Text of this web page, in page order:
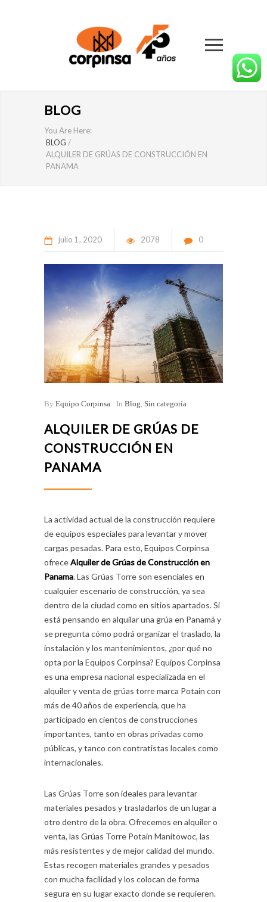
BLOG
You Are Here:
BLOG /
ALQUILER DE GRÚAS DE CONSTRUCCIÓN EN
PANAMA
julio 1 2020 2078 0
By Equipo Corpinsa In Blog Sin categoría
ALQUILER DE GRÚAS DE
CONSTRUCCIÓN EN
PANAMA
La actividad actual de la construcción requiere
de equipos especiales para levantar y mover
cargas pesadas. Para esto, Equipos Corpinsa
ofreceAlquiler de Grúas de Construcción en
Panama. Las Grúas Torre son esenciales en
cualquier escenario de construcción, ya sea
dentro de la ciudad como en sitios apartados. Si
está pensando en alquilar una grúa en Panamá y
se pregunta cómo podrá organizar el traslado, la
instalación y los mantenimientos, ¿por qué no
opta por la Equipos Corpinsa? Equipos Corpinsa
es una empresa nacional especializada en el
alquiler y venta de grúas torre marca Potain con
más de 40 años de experiencia, que ha
participado en cientos de construcciones
importantes, tanto en obras privadas como
públicas, y tanco con contratistas locales como
internacionales.
Las Grúas Torre son ideales para levantar
materiales pesados ​​y trasladarlos de un lugar a
otro dentro de la obra. Ofrecemos en alquiler o
venta, las Grúas Torre Potain Manitowoc, las
más resistentes y de mejor calidad del mundo.
Estas recogen materiales grandes y pesados ​​
con mucha facilidad y los colocan de forma
segura en su lugar exacto donde se requieren.